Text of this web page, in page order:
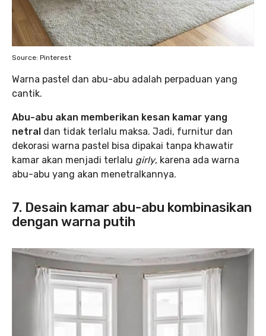
Source: Pinterest
Warna pastel dan abu-abu adalah perpaduan yang
cantik.
Abu-abu akan memberikan kesan kamar yang
netral dan tidak terlalu maksa. Jadi, furnitur dan
dekorasi warna pastel bisa dipakai tanpa khawatir
kamar akan menjadi terlalu girly, karena ada warna
abu-abu yang akan menetralkannya.
7. Desain kamar abu-abu kombinasikan
dengan warna putih